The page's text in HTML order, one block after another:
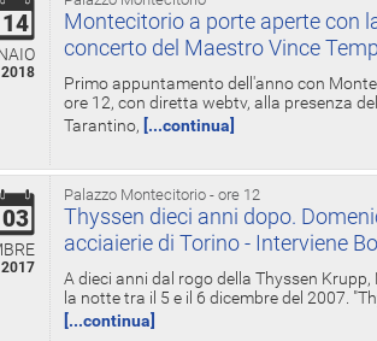
14
2018
Montecitorio a porte aperte con
concerto del Maestro Vince
Primo appuntamento dell'anno con
ore 12, con diretta webtv, alla presenza
Tarantino, [...continua]
Palazzo Montecitorio - ore 12
03
2017
Thyssen dieci anni dopo.
acciaierie di Torino - Interviene
A dieci anni dal rogo della Thyssen
la notte tra il 5 e il 6 dicembre del 2007.
[...continua]